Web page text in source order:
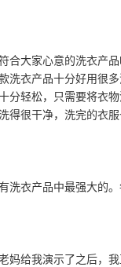
合大家心意的洗衣产
洗衣产品十分好用很
分轻松，只需要将衣
得很干净，洗完的衣
洗衣产品中最强大的
妈给我演示了之后，